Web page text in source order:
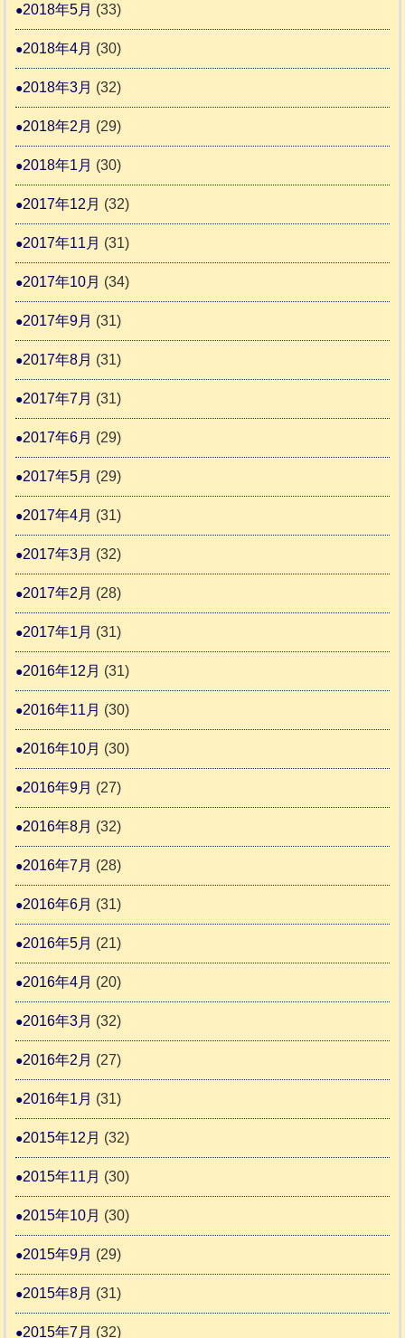
2018年5月 (33)
2018年4月 (30)
2018年3月 (32)
2018年2月 (29)
2018年1月 (30)
2017年12月 (32)
2017年11月 (31)
2017年10月 (34)
2017年9月 (31)
2017年8月 (31)
2017年7月 (31)
2017年6月 (29)
2017年5月 (29)
2017年4月 (31)
2017年3月 (32)
2017年2月 (28)
2017年1月 (31)
2016年12月 (31)
2016年11月 (30)
2016年10月 (30)
2016年9月 (27)
2016年8月 (32)
2016年7月 (28)
2016年6月 (31)
2016年5月 (21)
2016年4月 (20)
2016年3月 (32)
2016年2月 (27)
2016年1月 (31)
2015年12月 (32)
2015年11月 (30)
2015年10月 (30)
2015年9月 (29)
2015年8月 (31)
2015年7月 (32)